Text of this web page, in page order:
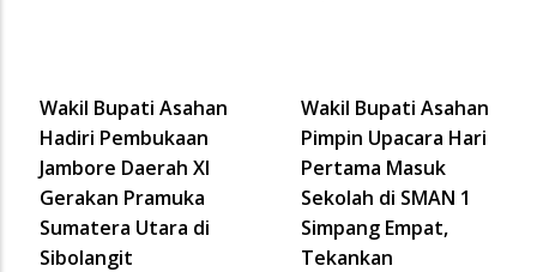
Wakil Bupati Asahan
Hadiri Pembukaan
Jambore Daerah XI
Gerakan Pramuka
Sumatera Utara di
Sibolangit
Wakil Bupati Asahan
Pimpin Upacara Hari
Pertama Masuk
Sekolah di SMAN 1
Simpang Empat,
Tekankan